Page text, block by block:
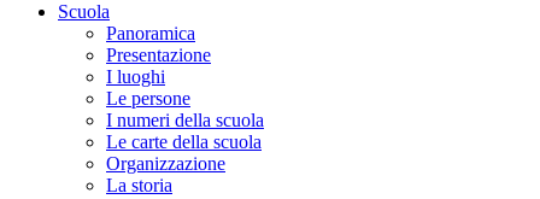
Scuola
Panoramica
Presentazione
I luoghi
Le persone
I numeri della scuola
Le carte della scuola
Organizzazione
La storia